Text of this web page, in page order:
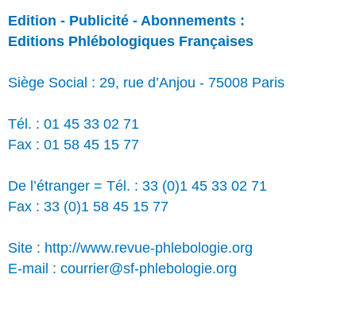
Edition - Publicité - Abonnements :
Editions Phlébologiques Françaises
Siège Social : 29, rue d’Anjou - 75008 Paris
Tél. : 01 45 33 02 71
Fax : 01 58 45 15 77
De l’étranger = Tél. : 33 (0)1 45 33 02 71
Fax : 33 (0)1 58 45 15 77
Site : http://www.revue-phlebologie.org
E-mail : courrier@sf-phlebologie.org